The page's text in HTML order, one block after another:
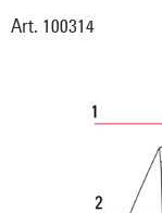
Art. 100314